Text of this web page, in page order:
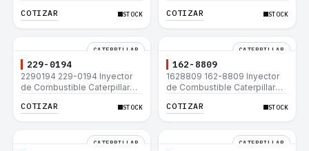
3516C 854G 992G
COTIZAR STOCK
3516C 854G 992G
COTIZAR STOCK
CATERPILLAR
229-0194
2290194 229-0194 Inyector
de Combustible Caterpillar®
3516C 854G 992G
COTIZAR STOCK
CATERPILLAR
162-8809
1628809 162-8809 Inyector
de Combustible Caterpillar®
3516C 854G 992G
COTIZAR STOCK
CATERPILLAR CATERPILLAR